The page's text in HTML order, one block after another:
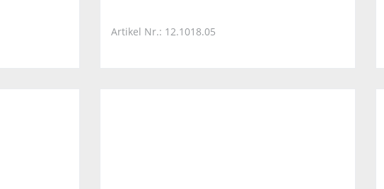
Artikel Nr.: 12.1018.05